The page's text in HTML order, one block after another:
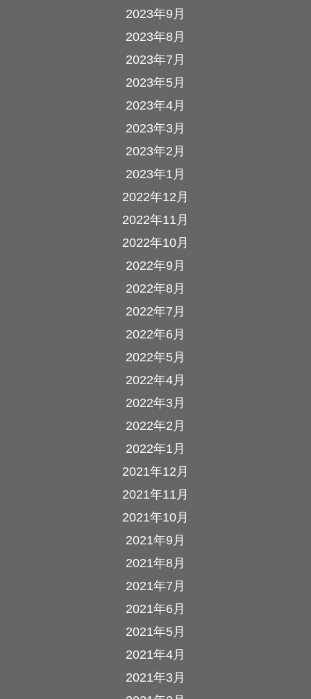
2023年9月
2023年8月
2023年7月
2023年5月
2023年4月
2023年3月
2023年2月
2023年1月
2022年12月
2022年11月
2022年10月
2022年9月
2022年8月
2022年7月
2022年6月
2022年5月
2022年4月
2022年3月
2022年2月
2022年1月
2021年12月
2021年11月
2021年10月
2021年9月
2021年8月
2021年7月
2021年6月
2021年5月
2021年4月
2021年3月